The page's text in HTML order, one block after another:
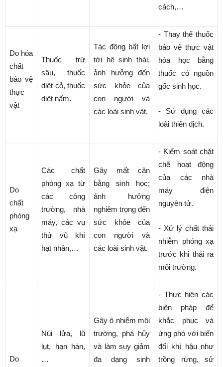
cách,…
Do hóa
chất
bảo vệ
thực
vật
Thuốc trừ
sâu, thuốc
diệt cỏ, thuốc
diệt nấm.
Tác động bất lợi
tới hệ sinh thái,
ảnh hưởng đến
sức khỏe của
con người và
các loài sinh vật.
- Thay thế thuốc
bảo vệ thực vật
hóa học bằng
thuốc có nguồn
gốc sinh học.
- Sử dụng các
loài thiên địch.
Do
chất
phóng
xạ
Các chất
phóng xạ từ
các công
trường, nhà
máy, các vụ
thử vũ khí
hạt nhân,…
Gây mất cân
bằng sinh học;
ảnh hưởng
nghiêm trọng đến
sức khỏe của
con người và
các loài sinh vật.
- Kiểm soát chặt
chẽ hoạt động
của các nhà
máy điện
nguyên tử.
- Xử lý chất thải
nhiễm phóng xạ
trước khi thải ra
môi trường.
Do
Núi lửa, lũ
lụt, hạn hán,
…
Gây ô nhiễm môi
trường, phá hủy
và làm suy giảm
đa dạng sinh
- Thực hiện các
biện pháp để
khắc phục và
ứng phó với biến
đổi khí hậu như
trồng rừng, sử